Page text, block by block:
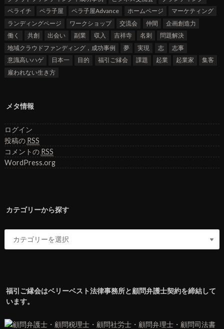
ペライチ
ペラ子屋 ペラ子屋Advance ホームページ
マーケティング
ランディングページ
ワークショップ 交流会 仲間
企画創造力
働く
共創 出会い 副業 収入 吉祥寺 名刺
問題解決
地域クラウドファンディング，成功事例
夢 実現 志
志事
意識高いハゲ
日本一 目的 福引ご縁会 課題 起業 起業家
集客
雇われない生き方
メタ情報
ログイン
投稿の RSS
コメントの RSS
WordPress.org
カテゴリーから探す
福引ご縁会はベリーベスト法律事務所と顧問弁護士契約を締結して
います。